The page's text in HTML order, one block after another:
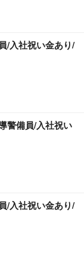
/入社祝い金あり/
警備員/入社祝い
/入社祝い金あり/